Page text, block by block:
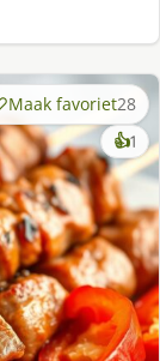
Maak favoriet28
👍1